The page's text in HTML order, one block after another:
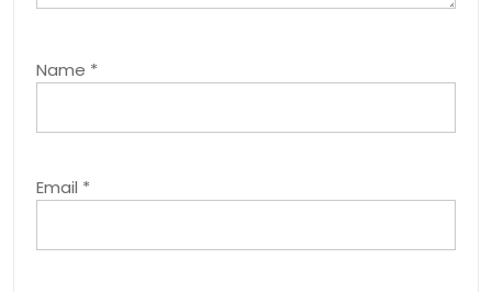
Name *
Email *